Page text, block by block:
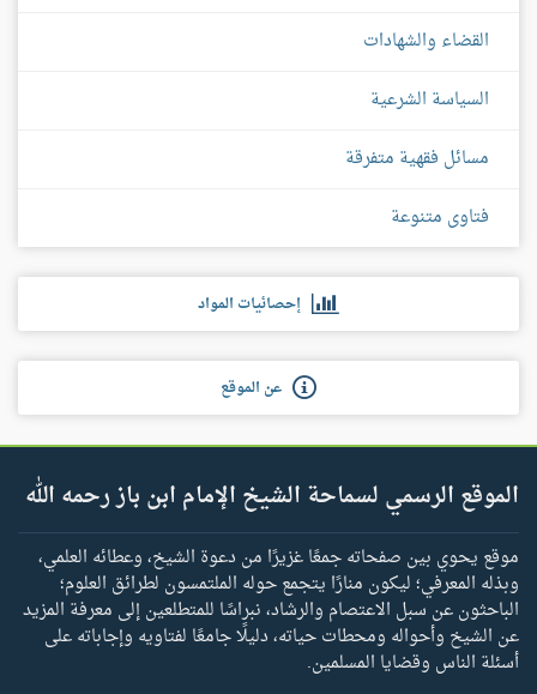
القضاء والشهادات
السياسة الشرعية
مسائل فقهية متفرقة
فتاوى متنوعة
إحصائيات المواد
عن الموقع
الموقع الرسمي لسماحة الشيخ الإمام ابن باز رحمه الله
موقع يحوي بين صفحاته جمعًا غزيرًا من دعوة الشيخ، وعطائه العلمي،
وبذله المعرفي؛ ليكون منارًا يتجمع حوله الملتمسون لطرائق العلوم؛
الباحثون عن سبل الاعتصام والرشاد، نبراسًا للمتطلعين إلى معرفة المزيد
عن الشيخ وأحواله ومحطات حياته، دليلًا جامعًا لفتاويه وإجاباته على
أسئلة الناس وقضايا المسلمين.